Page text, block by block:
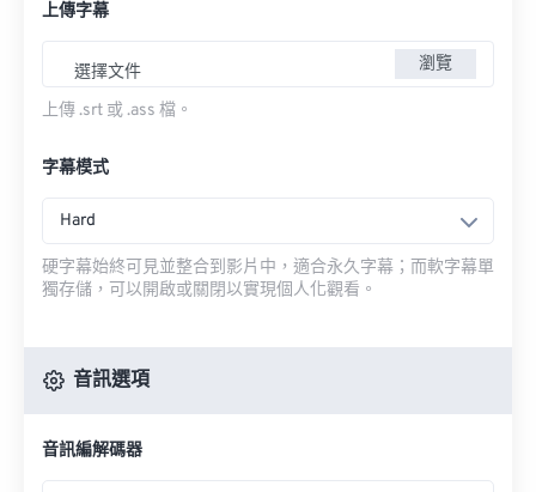
上傳字幕
選擇文件 瀏覽
上傳 .srt 或 .ass 檔。
字幕模式
Hard
硬字幕始終可見並整合到影片中，適合永久字幕；而軟字幕單
獨存儲，可以開啟或關閉以實現個人化觀看。
音訊選項
音訊編解碼器